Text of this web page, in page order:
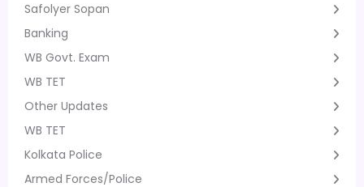
Safolyer Sopan
Banking
WB Govt. Exam
WB TET
Other Updates
WB TET
Kolkata Police
Armed Forces/Police